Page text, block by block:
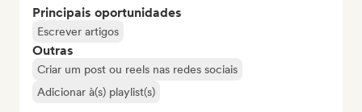
Principais oportunidades
Escrever artigos
Outras
Criar um post ou reels nas redes sociais
Adicionar à(s) playlist(s)